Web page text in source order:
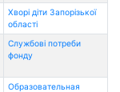
Хворі діти Запорізької
області
Службові потреби
фонду
Образовательная